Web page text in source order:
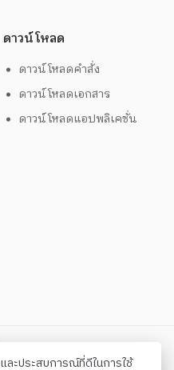
ดาวน์โหลด
ดาวน์โหลดคำสั่ง
ดาวน์โหลดเอกสาร
ดาวน์โหลดแอปพลิเคชั่น
ะประสบการณ์ที่ดีในการใช้